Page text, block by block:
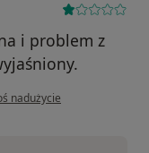
i problem z
użytkownika Pacjent
nadużycie